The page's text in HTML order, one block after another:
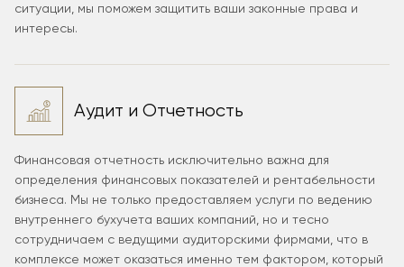
ситуации, мы поможем защитить ваши законные права и
интересы.
Aудит и Отчетность
Финансовая отчетность исключительно важна для
определения финансовых показателей и рентабельности
бизнеса. Мы не только предоставляем услуги по ведению
внутреннего бухучета ваших компаний, но и тесно
сотрудничаем с ведущими аудиторскими фирмами, что в
комплексе может оказаться именно тем фактором, который